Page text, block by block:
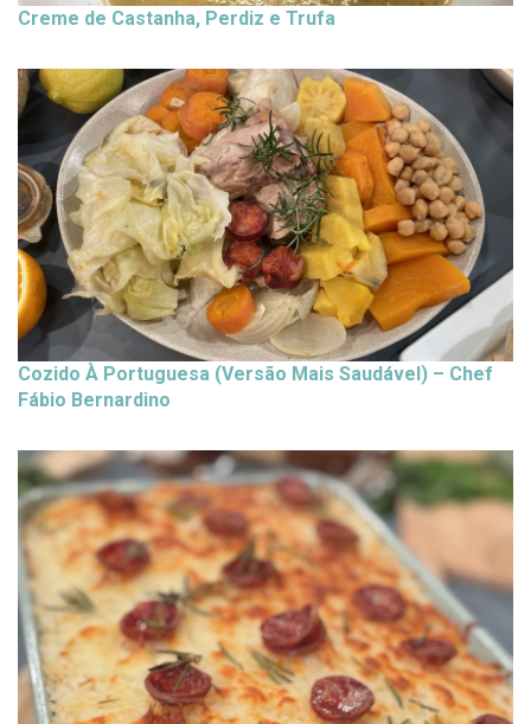
Creme de Castanha, Perdiz e Trufa
Cozido À Portuguesa (Versão Mais Saudável) – Chef
Fábio Bernardino